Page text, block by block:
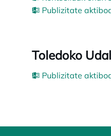
Publizitate
Toledoko
Publizitate